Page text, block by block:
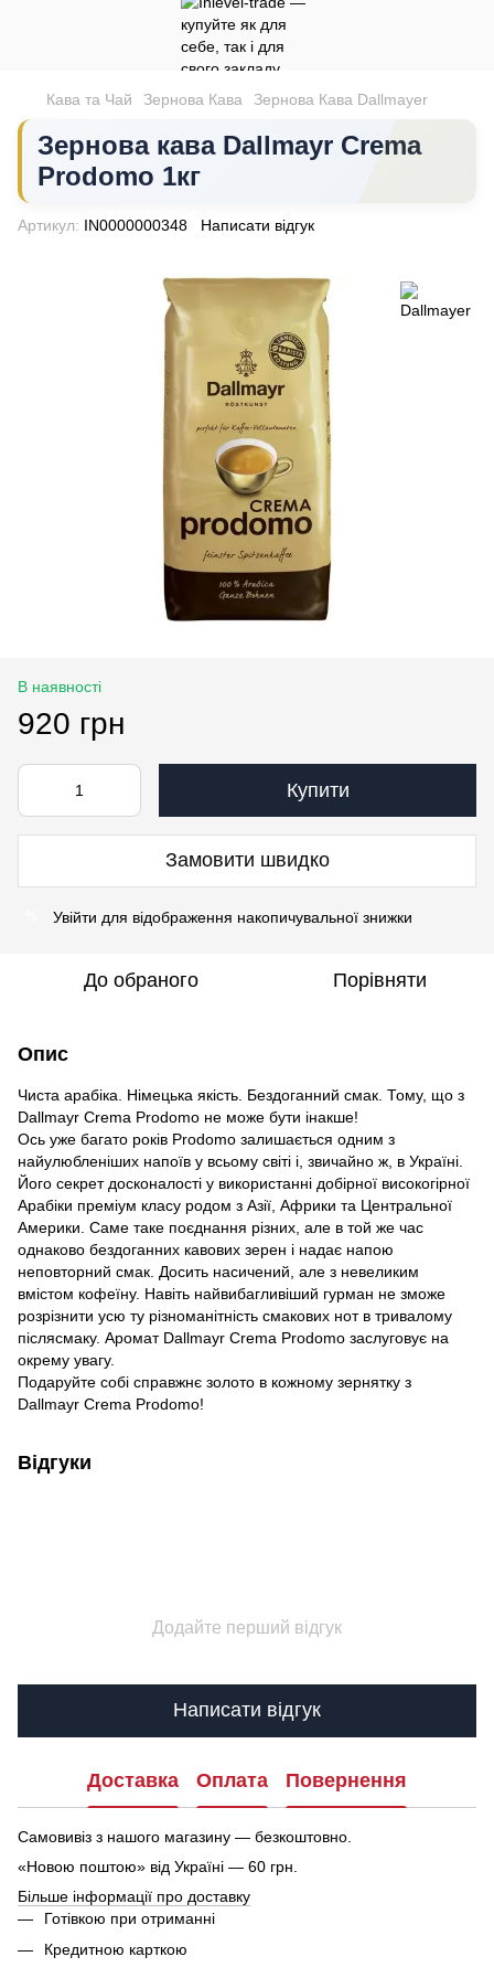
Кава та Чай Зернова Кава Зернова Кава Dallmayer
Зернова кава Dallmayr Crema
Prodomo 1кг
Артикул: IN0000000348 Написати відгук
В наявності
920 грн
Купити
Замовити швидко
Увійти для відображення накопичувальної знижки
До обраного Порівняти
Опис
Чиста арабіка. Німецька якість. Бездоганний смак. Тому, що з
Dallmayr Crema Prodomo не може бути інакше!
Ось уже багато років Prodomo залишається одним з
найулюбленіших напоїв у всьому світі і, звичайно ж, в Україні.
Його секрет досконалості у використанні добірної високогірної
Арабіки преміум класу родом з Азії, Африки та Центральної
Америки. Саме таке поєднання різних, але в той же час
однаково бездоганних кавових зерен і надає напою
неповторний смак. Досить насичений, але з невеликим
вмістом кофеїну. Навіть найвибагливіший гурман не зможе
розрізнити усю ту різноманітність смакових нот в тривалому
післясмаку. Аромат Dallmayr Crema Prodomo заслуговує на
окрему увагу.
Подаруйте собі справжнє золото в кожному зернятку з
Dallmayr Crema Prodomo!
Відгуки
Додайте перший відгук
Написати відгук
Доставка Оплата Повернення
Самовивіз з нашого магазину — безкоштовно.
«Новою поштою» від Україні — 60 грн.
Більше інформації про доставку
Готівкою при отриманні
Кредитною карткою